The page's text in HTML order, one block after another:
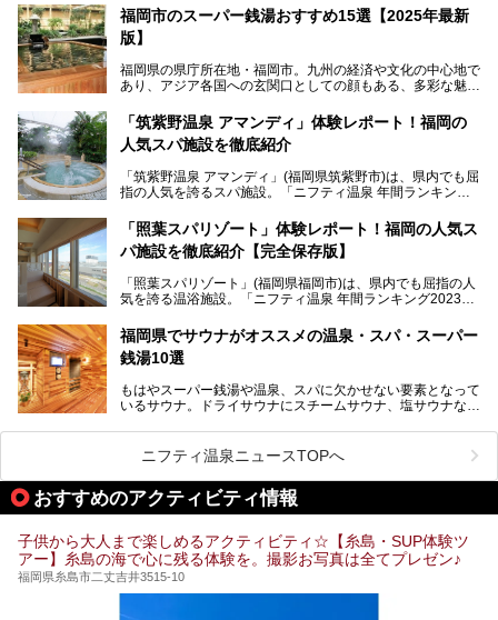
す。
「ふだん着の温泉 鶴は千年」は、吉井温泉にある日帰り入
住民や温泉ファンに愛され続けています。今回は筆者自ら日
帰り入浴し、自慢の温泉を中心に詳細レビューします！
福岡市のスーパー銭湯おすすめ15選【2025年最新
版】
福岡県の県庁所在地・福岡市。九州の経済や文化の中心地で
あり、アジア各国への玄関口としての顔もある、多彩な魅力
そんな福岡市は、スーパー銭湯も多種多彩。玄界灘を眺めら
れるリゾート気分満点のスーパー銭湯から、繁華街近くのレ
いスーパー銭湯を一挙ご紹介します。
「筑紫野温泉 アマンディ」体験レポート！福岡の
人気スパ施設を徹底紹介
「筑紫野温泉 アマンディ」(福岡県筑紫野市)は、県内でも屈
指の人気を誇るスパ施設。「ニフティ温泉 年間ランキング2
入浴客で賑わっています。
そこで今回は、ニフティ温泉ライターである筆者が現地訪
ーム・併設するレストランを体験し、それらの全貌を徹底紹
介します！
「照葉スパリゾート」体験レポート！福岡の人気ス
パ施設を徹底紹介【完全保存版】
「照葉スパリゾート」(福岡県福岡市)は、県内でも屈指の人
気を誇る温浴施設。「ニフティ温泉 年間ランキング2023」
常連客で賑わっています。
そこで今回は、ニフティ温泉ライターである筆者が現地体
ューズメント・宿泊施設・グルメ・その他施設まで、多彩な
る全貌と魅力を徹底紹介します！
福岡県でサウナがオススメの温泉・スパ・スーパー
銭湯10選
もはやスーパー銭湯や温泉、スパに欠かせない要素となって
いるサウナ。ドライサウナにスチームサウナ、塩サウナな
ペース、ロウリュウなど、心ゆくまで楽しむためのサービス
が充実した施設も多くみられます。
今回はそんなサウナにこだわった、福岡県内のオススメ温
泉・銭湯・スパを10件紹介したいと思います！
ニフティ温泉ニュースTOPへ
おすすめのアクティビティ情報
子供から大人まで楽しめるアクティビティ☆【糸島・SUP体験ツ
アー】糸島の海で心に残る体験を。撮影お写真は全てプレゼン♪
福岡県糸島市二丈吉井3515-10